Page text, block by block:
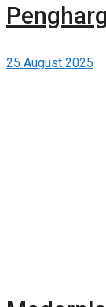
25 August 2025